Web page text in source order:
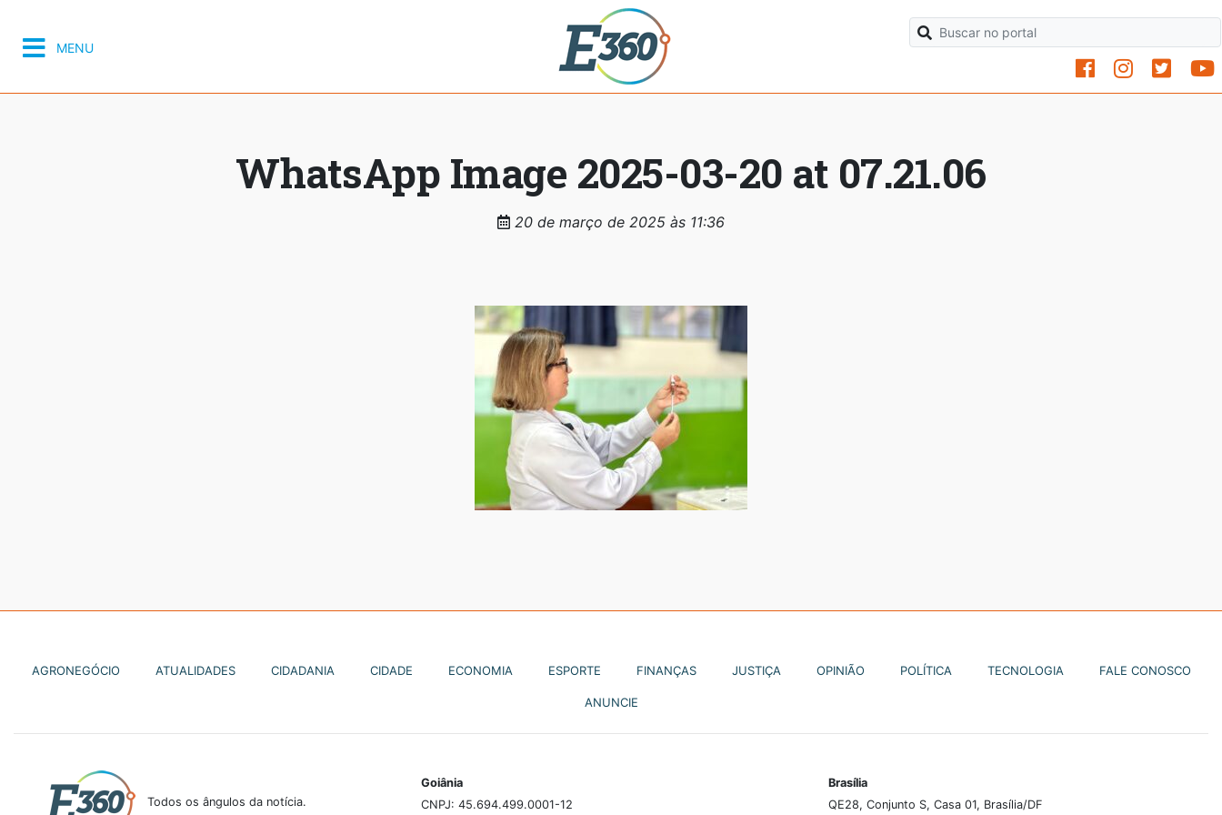
MENU
WhatsApp Image 2025-03-20 at 07.21.06
20 de março de 2025 às 11:36
AGRONEGÓCIO ATUALIDADES CIDADANIA CIDADE ECONOMIA ESPORTE FINANÇAS JUSTIÇA OPINIÃO POLÍTICA TECNOLOGIA FALE CONOSCO
ANUNCIE
Todos os ângulos da notícia.
Goiânia
CNPJ: 45.694.499.0001-12
Brasília
QE28, Conjunto S, Casa 01, Brasília/DF